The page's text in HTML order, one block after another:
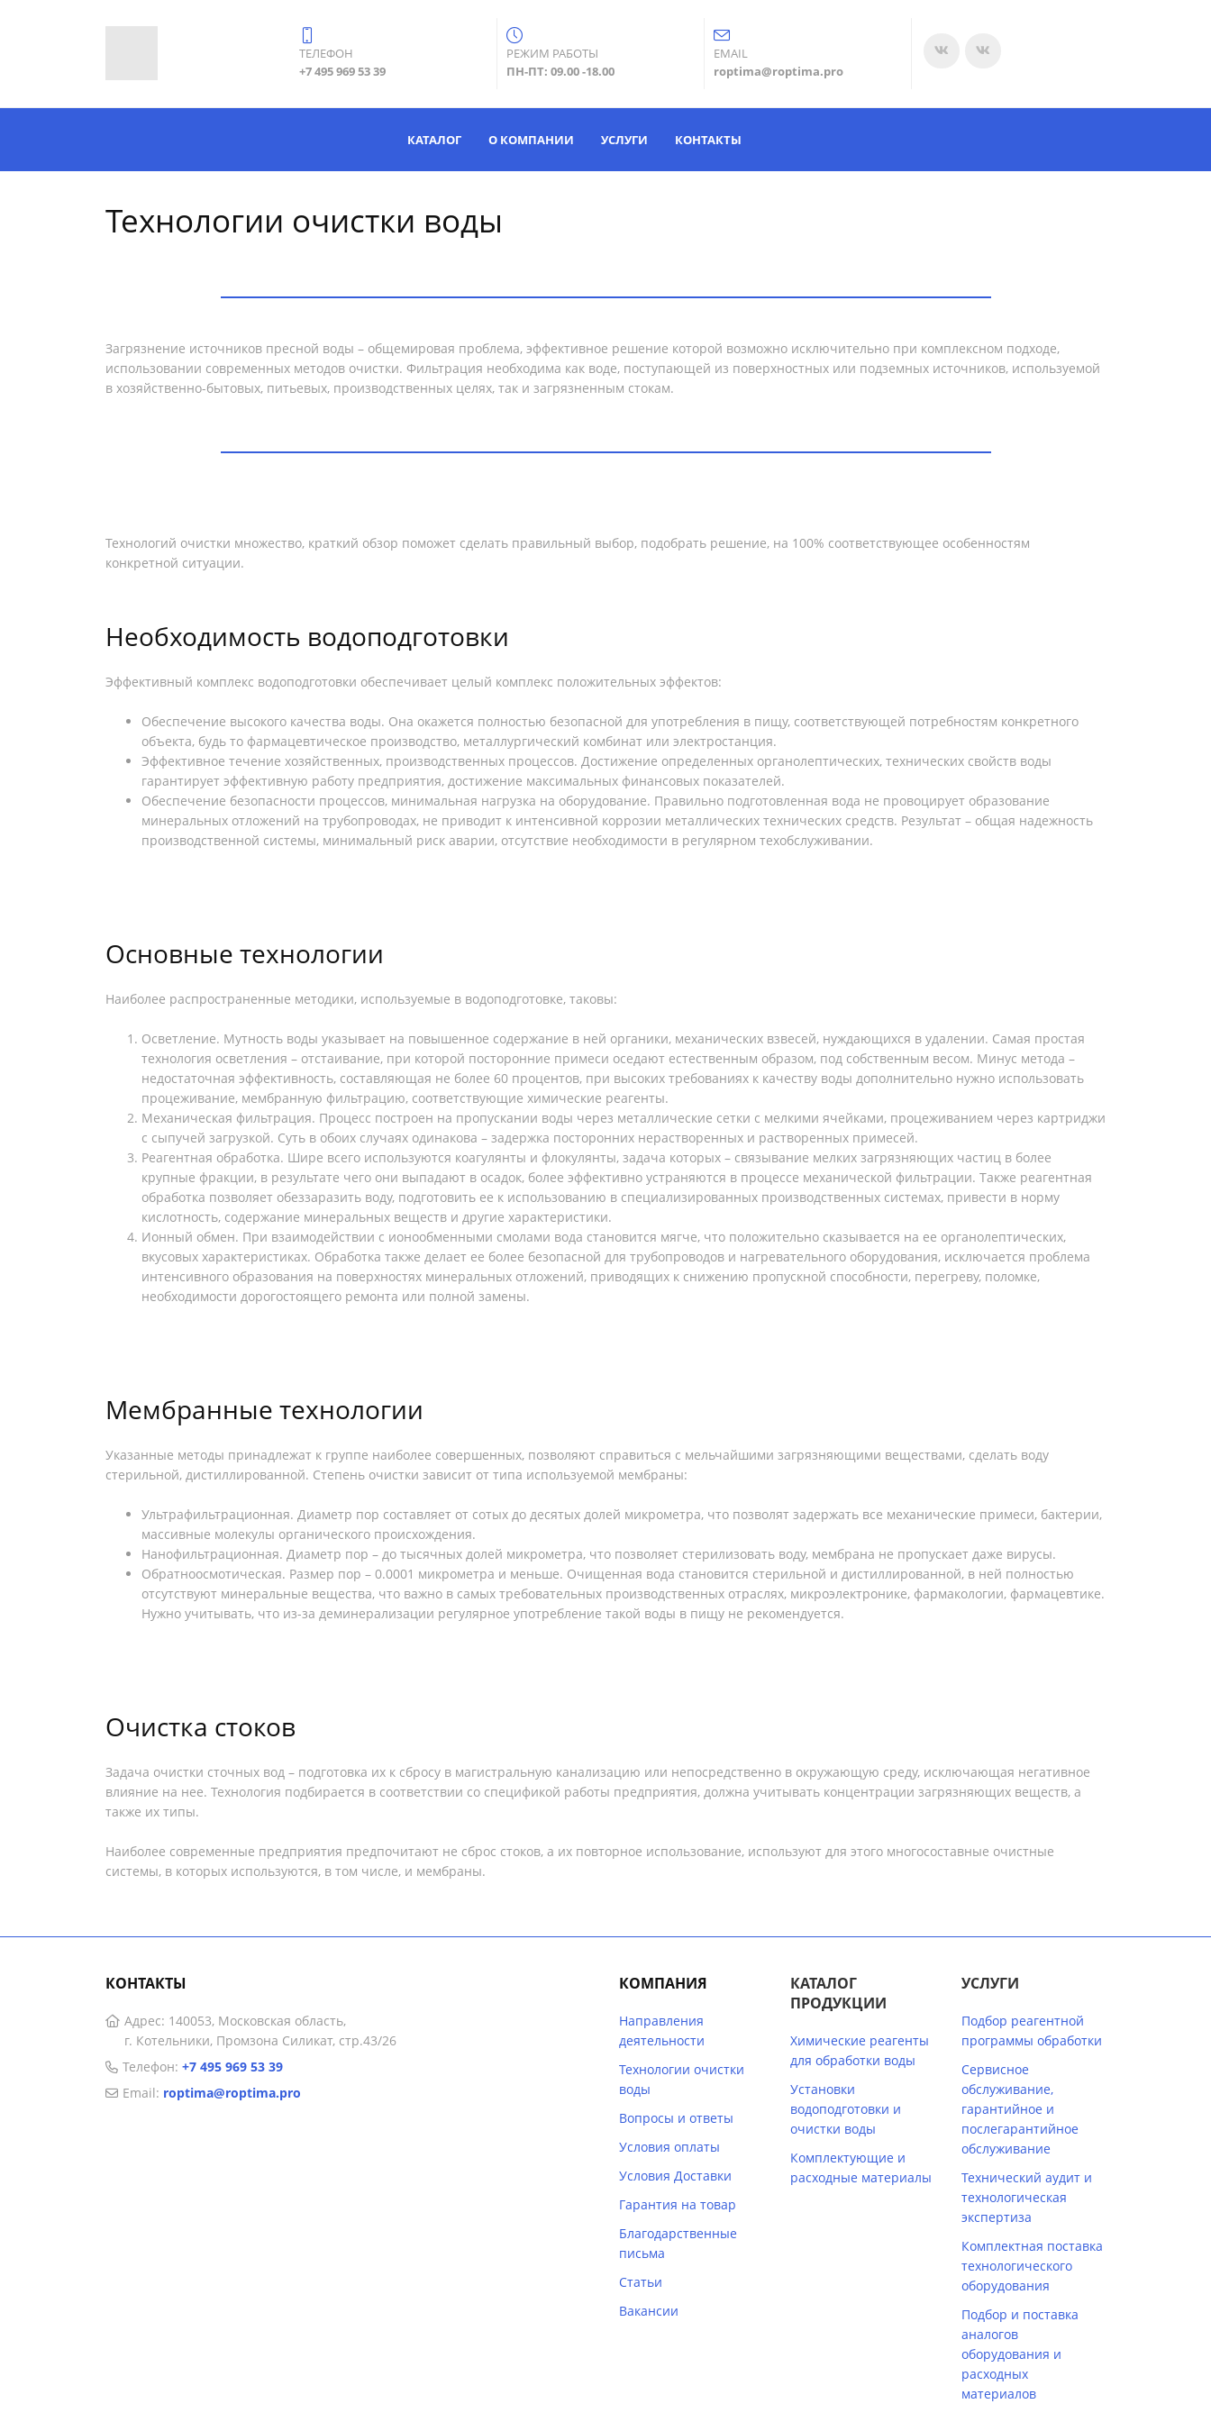
ТЕЛЕФОН
+7 495 969 53 39
РЕЖИМ РАБОТЫ
ПН-ПТ: 09.00 -18.00
EMAIL
roptima@roptima.pro
КАТАЛОГ О КОМПАНИИ УСЛУГИ КОНТАКТЫ
Технологии очистки воды
Загрязнение источников пресной воды – общемировая проблема, эффективное решение которой возможно исключительно при комплексном подходе,
использовании современных методов очистки. Фильтрация необходима как воде, поступающей из поверхностных или подземных источников, используемой
в хозяйственно-бытовых, питьевых, производственных целях, так и загрязненным стокам.
Технологий очистки множество, краткий обзор поможет сделать правильный выбор, подобрать решение, на 100% соответствующее особенностям
конкретной ситуации.
Необходимость водоподготовки
Эффективный комплекс водоподготовки обеспечивает целый комплекс положительных эффектов:
Обеспечение высокого качества воды. Она окажется полностью безопасной для употребления в пищу, соответствующей потребностям конкретного
объекта, будь то фармацевтическое производство, металлургический комбинат или электростанция.
Эффективное течение хозяйственных, производственных процессов. Достижение определенных органолептических, технических свойств воды
гарантирует эффективную работу предприятия, достижение максимальных финансовых показателей.
Обеспечение безопасности процессов, минимальная нагрузка на оборудование. Правильно подготовленная вода не провоцирует образование
минеральных отложений на трубопроводах, не приводит к интенсивной коррозии металлических технических средств. Результат – общая надежность
производственной системы, минимальный риск аварии, отсутствие необходимости в регулярном техобслуживании.
Основные технологии
Наиболее распространенные методики, используемые в водоподготовке, таковы:
Осветление. Мутность воды указывает на повышенное содержание в ней органики, механических взвесей, нуждающихся в удалении. Самая простая
технология осветления – отстаивание, при которой посторонние примеси оседают естественным образом, под собственным весом. Минус метода –
недостаточная эффективность, составляющая не более 60 процентов, при высоких требованиях к качеству воды дополнительно нужно использовать
процеживание, мембранную фильтрацию, соответствующие химические реагенты.
Механическая фильтрация. Процесс построен на пропускании воды через металлические сетки с мелкими ячейками, процеживанием через картриджи
с сыпучей загрузкой. Суть в обоих случаях одинакова – задержка посторонних нерастворенных и растворенных примесей.
Реагентная обработка. Шире всего используются коагулянты и флокулянты, задача которых – связывание мелких загрязняющих частиц в более
крупные фракции, в результате чего они выпадают в осадок, более эффективно устраняются в процессе механической фильтрации. Также реагентная
обработка позволяет обеззаразить воду, подготовить ее к использованию в специализированных производственных системах, привести в норму
кислотность, содержание минеральных веществ и другие характеристики.
Ионный обмен. При взаимодействии с ионообменными смолами вода становится мягче, что положительно сказывается на ее органолептических,
вкусовых характеристиках. Обработка также делает ее более безопасной для трубопроводов и нагревательного оборудования, исключается проблема
интенсивного образования на поверхностях минеральных отложений, приводящих к снижению пропускной способности, перегреву, поломке,
необходимости дорогостоящего ремонта или полной замены.
Мембранные технологии
Указанные методы принадлежат к группе наиболее совершенных, позволяют справиться с мельчайшими загрязняющими веществами, сделать воду
стерильной, дистиллированной. Степень очистки зависит от типа используемой мембраны:
Ультрафильтрационная. Диаметр пор составляет от сотых до десятых долей микрометра, что позволят задержать все механические примеси, бактерии,
массивные молекулы органического происхождения.
Нанофильтрационная. Диаметр пор – до тысячных долей микрометра, что позволяет стерилизовать воду, мембрана не пропускает даже вирусы.
Обратноосмотическая. Размер пор – 0.0001 микрометра и меньше. Очищенная вода становится стерильной и дистиллированной, в ней полностью
отсутствуют минеральные вещества, что важно в самых требовательных производственных отраслях, микроэлектронике, фармакологии, фармацевтике.
Нужно учитывать, что из-за деминерализации регулярное употребление такой воды в пищу не рекомендуется.
Очистка стоков
Задача очистки сточных вод – подготовка их к сбросу в магистральную канализацию или непосредственно в окружающую среду, исключающая негативное
влияние на нее. Технология подбирается в соответствии со спецификой работы предприятия, должна учитывать концентрации загрязняющих веществ, а
также их типы.
Наиболее современные предприятия предпочитают не сброс стоков, а их повторное использование, используют для этого многосоставные очистные
системы, в которых используются, в том числе, и мембраны.
КОНТАКТЫ
Адрес: 140053, Московская область,
г. Котельники, Промзона Силикат, стр.43/26
Телефон: +7 495 969 53 39
Email: roptima@roptima.pro
КОМПАНИЯ
Направления
деятельности
Технологии очистки
воды
Вопросы и ответы
Условия оплаты
Условия Доставки
Гарантия на товар
Благодарственные
письма
Статьи
Вакансии
КАТАЛОГ
ПРОДУКЦИИ
Химические реагенты
для обработки воды
Установки
водоподготовки и
очистки воды
Комплектующие и
расходные материалы
УСЛУГИ
Подбор реагентной
программы обработки
Сервисное
обслуживание,
гарантийное и
послегарантийное
обслуживание
Технический аудит и
технологическая
экспертиза
Комплектная поставка
технологического
оборудования
Подбор и поставка
аналогов
оборудования и
расходных
материалов